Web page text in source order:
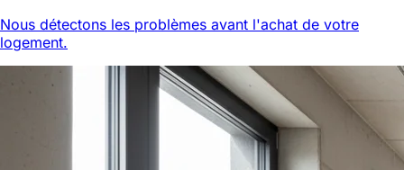
Nous détectons les problèmes avant l'achat de votre
logement.